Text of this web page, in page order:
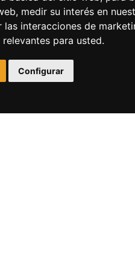
, medir su interés en
las interacciones de
para usted.
Configurar